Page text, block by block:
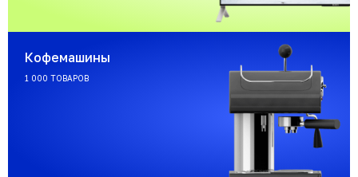
Кофемашины
1 000 ТОВАРОВ